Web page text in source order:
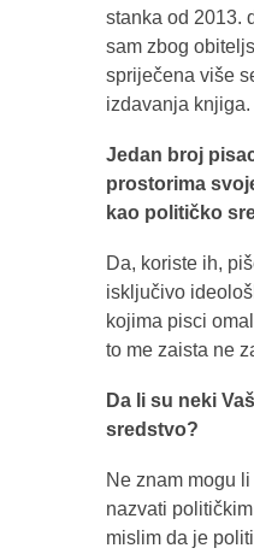
stanka od 2013.
sam zbog
spriječena više
izdavanja knjiga.
Jedan broj
prostorima
kao političko
Da, koriste ih,
isključivo
kojima pisci
to me zaista ne
Da li su neki
sredstvo?
Ne znam mogu li
nazvati
mislim da je